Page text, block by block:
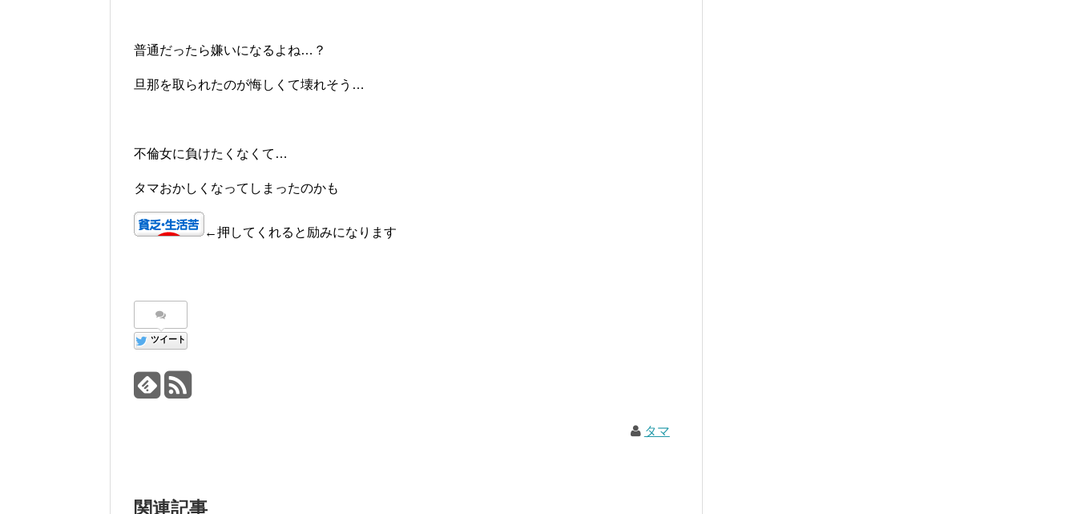
普通だったら嫌いになるよね…？
旦那を取られたのが悔しくて壊れそう…
不倫女に負けたくなくて…
タマおかしくなってしまったのかも
←押してくれると励みになります
ツイート
タマ
関連記事